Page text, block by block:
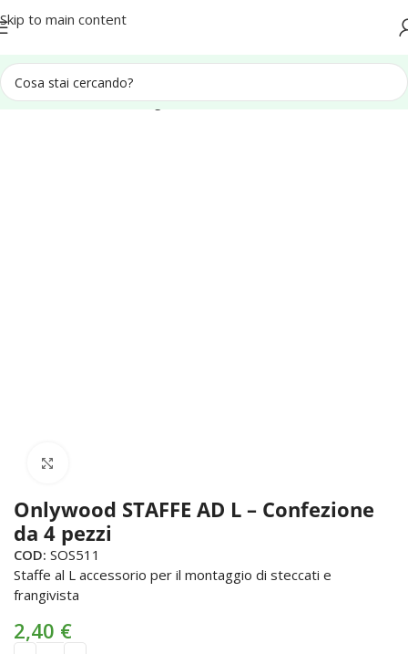
Skip to main content
Home Recinzioni e Grigliati Ferramenta per Esterno
Onlywood STAFFE AD L – Confezione
da 4 pezzi
COD: SOS511
Staffe al L accessorio per il montaggio di steccati e
frangivista
2,40 €